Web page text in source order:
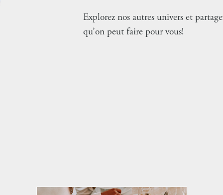
Explorez nos autres univers et
qu’on peut faire pour vous!